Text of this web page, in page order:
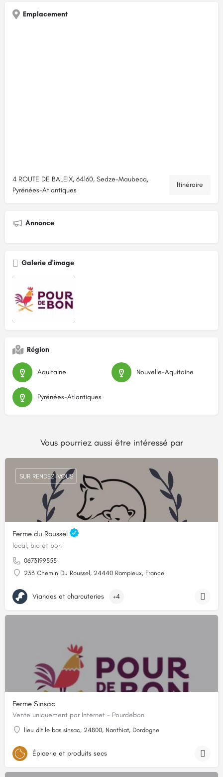
Emplacement
4 ROUTE DE BALEIX, 64160, Sedze-Maubecq,
Pyrénées-Atlantiques
Itinéraire
Annonce
Galerie d'image
Région
Aquitaine Nouvelle-Aquitaine
Pyrénées-Atlantiques
Vous pourriez aussi être intéressé par
Ferme du Roussel
local, bio et bon
0673199555
233 Chemin Du Roussel, 24440 Rampieux, France
SUR RENDEZ-VOUS
Viandes et charcuteries +4
Ferme Sinsac
Vente uniquement par Internet - Pourdebon
lieu dit le bas sinsac, 24800, Nanthiat, Dordogne
Épicerie et produits secs